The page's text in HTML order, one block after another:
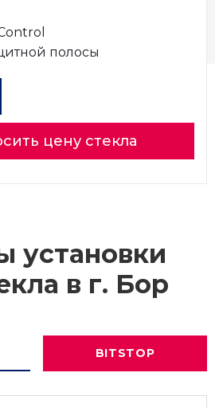
полосы
цену стекла
установки
в г. Бор
BITSTOP